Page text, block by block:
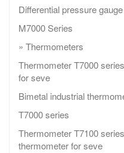
Differential pressure gauge
M7000 Series
» Thermometers
Thermometer T7000
for seve
Bimetal industrial
T7000 series
Thermometer T7100
thermometer for seve